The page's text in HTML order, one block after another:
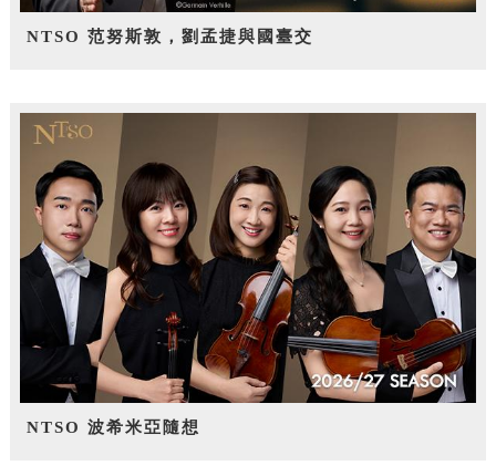
NTSO 范努斯敦，劉孟捷與國臺交
NTSO 波希米亞隨想